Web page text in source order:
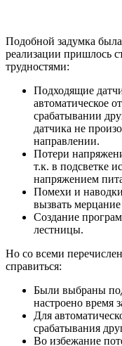
Подобной задумка была
реализации пришлось
трудностями:
Подходящие
автоматическое
срабатывании
датчика не
направлении.
Потери
т.к. в подсветке
напряжением
Помехи и
вызвать
Создание
лестницы.
Но со всеми
справиться:
Были выбраны
настроено время
Для
срабатывания
Во избежание